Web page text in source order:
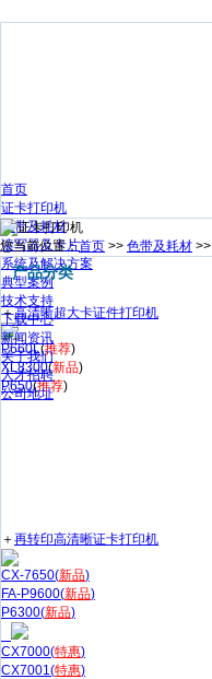
首页
证卡打印机
色带及耗材
读写器及卡片
系统及解决方案
典型案例
技术支持
下载中心
新闻资讯
关于我们
人才招聘
公司地址
您当前位置：首页 >> 色带及耗材 >>
产品分类
＋高清晰超大卡证件打印机
P660L(推荐)
XL8300(新品)
P650(推荐)
＋再转印高清晰证卡打印机
CX-7650(新品)
FA-P9600(新品)
P6300(新品)
CX7000(特惠)
CX7001(特惠)